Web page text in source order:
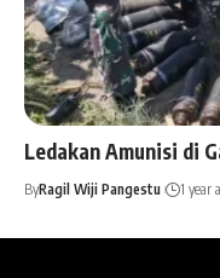
Ledakan Amunisi di
ByRagil Wiji Pangestu 1 year